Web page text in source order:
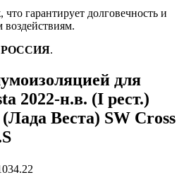
, что гарантирует долговечность и
РОССИЯ.
для
2022-н.в. (I рест.)
Веста) SW Cross